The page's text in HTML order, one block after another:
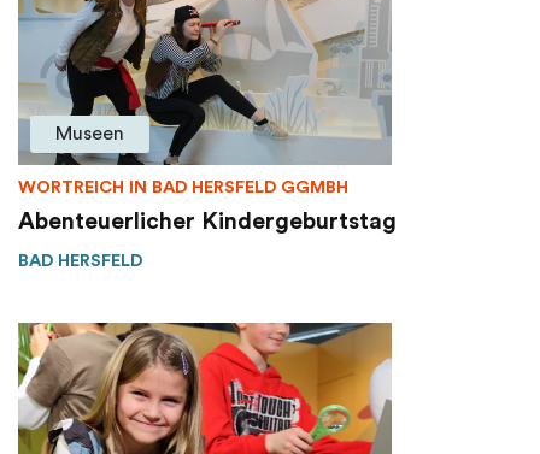
Museen
WORTREICH IN BAD HERSFELD GGMBH
Abenteuerlicher Kindergeburtstag
BAD HERSFELD